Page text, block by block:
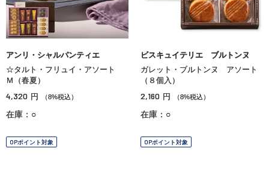
アンリ・シャルパンティエ
☆タルト・フリュイ・アソート
Ｍ（春夏）
4,320 円 （8%税込）
在庫：○
OPポイント対象
ビスキュイテリエ ブルトンヌ
ガレット・ブルトンヌ アソート
（８個入）
2,160 円 （8%税込）
在庫：○
OPポイント対象